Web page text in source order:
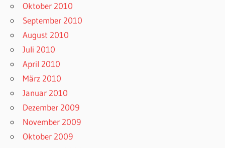
Oktober 2010
September 2010
August 2010
Juli 2010
April 2010
März 2010
Januar 2010
Dezember 2009
November 2009
Oktober 2009